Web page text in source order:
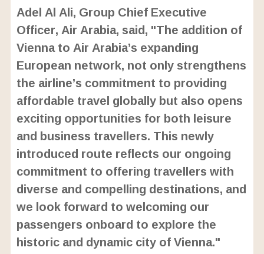
Adel Al Ali, Group Chief Executive
Officer, Air Arabia, said, "The addition of
Vienna to Air Arabia’s expanding
European network, not only strengthens
the airline’s commitment to providing
affordable travel globally but also opens
exciting opportunities for both leisure
and business travellers. This newly
introduced route reflects our ongoing
commitment to offering travellers with
diverse and compelling destinations, and
we look forward to welcoming our
passengers onboard to explore the
historic and dynamic city of Vienna."